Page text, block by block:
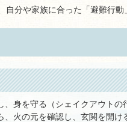
自分や家族に合った「避難行動
、身を守る（シェイクアウトの
火の元を確認し、玄関を開け